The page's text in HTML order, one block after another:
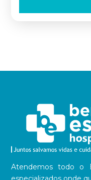
Atendemos todo o